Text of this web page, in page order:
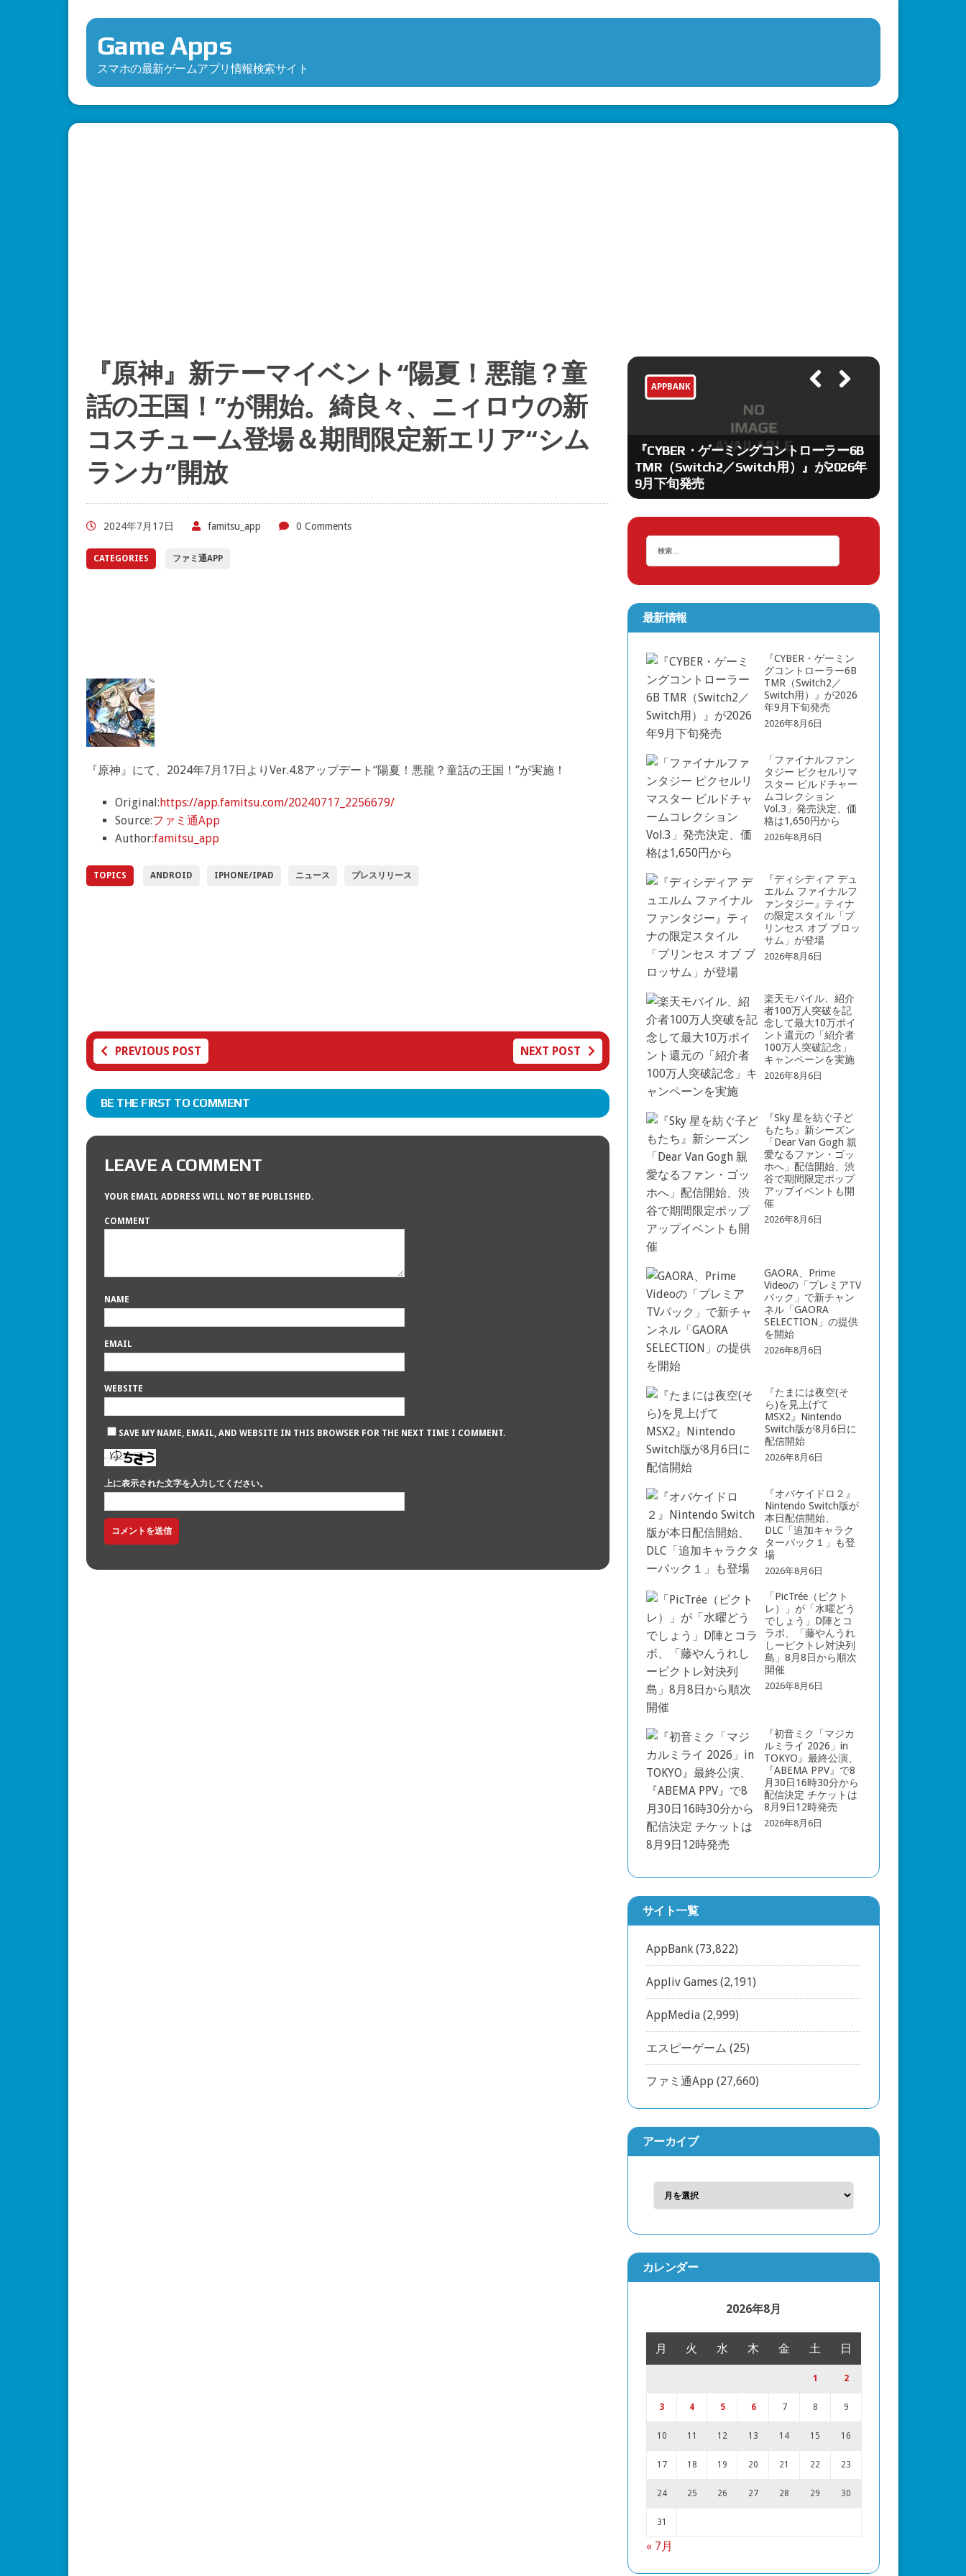
Game Apps
スマホの最新ゲームアプリ情報検索サイト
『原神』新テーマイベント“陽夏！悪龍？童
話の王国！”が開始。綺良々、ニィロウの新
コスチューム登場＆期間限定新エリア“シム
ランカ”開放
2024年7月17日 famitsu_app 0 Comments
CATEGORIES ファミ通APP
『原神』にて、2024年7月17日よりVer.4.8アップデート“陽夏！悪龍？童話の王国！”が実施！
Original:https://app.famitsu.com/20240717_2256679/
Source:ファミ通App
Author:famitsu_app
TOPICS ANDROID IPHONE/IPAD ニュース プレスリリース
PREVIOUS POST NEXT POST
BE THE FIRST TO COMMENT
LEAVE A COMMENT
YOUR EMAIL ADDRESS WILL NOT BE PUBLISHED.
COMMENT
NAME
EMAIL
WEBSITE
SAVE MY NAME, EMAIL, AND WEBSITE IN THIS BROWSER FOR THE NEXT TIME I COMMENT.
上に表示された文字を入力してください。
APPBANK
『Sky 星を紡ぐ子どもたち』新シーズン
「Dear Van Gogh 親愛なるファン・ゴッ
APPBANK
『CYBER・ゲーミングコントローラー6B
TMR（Switch2／Switch用）』が2026年
9月下旬発売
最新情報
『CYBER・ゲーミン
グコントローラー6B
TMR（Switch2／
Switch用）』が2026
年9月下旬発売
2026年8月6日
「ファイナルファン
タジー ピクセルリマ
スター ビルドチャー
ムコレクション
Vol.3」発売決定、価
格は1,650円から
2026年8月6日
『ディシディア デュ
エルム ファイナルフ
ァンタジー』ティナ
の限定スタイル「プ
リンセス オブ ブロッ
サム」が登場
2026年8月6日
楽天モバイル、紹介
者100万人突破を記
念して最大10万ポイ
ント還元の「紹介者
100万人突破記念」
キャンペーンを実施
2026年8月6日
『Sky 星を紡ぐ子ど
もたち』新シーズン
「Dear Van Gogh 親
愛なるファン・ゴッ
ホへ」配信開始、渋
谷で期間限定ポップ
アップイベントも開
催
2026年8月6日
GAORA、Prime
Videoの「プレミアTV
パック」で新チャン
ネル「GAORA
SELECTION」の提供
を開始
2026年8月6日
『たまには夜空(そ
ら)を見上げて
MSX2』Nintendo
Switch版が8月6日に
配信開始
2026年8月6日
『オバケイドロ２』
Nintendo Switch版が
本日配信開始、
DLC「追加キャラク
ターパック１」も登
場
2026年8月6日
「PicTrée（ピクト
レ）」が「水曜どう
でしょう」D陣とコ
ラボ、「藤やんうれ
しーピクトレ対決列
島」8月8日から順次
開催
2026年8月6日
『初音ミク「マジカ
ルミライ 2026」in
TOKYO』最終公演、
『ABEMA PPV』で8
月30日16時30分から
配信決定 チケットは
8月9日12時発売
2026年8月6日
サイト一覧
AppBank(73,822)
Appliv Games(2,191)
AppMedia(2,999)
エスピーゲーム (25)
ファミ通App(27,660)
アーカイブ
カレンダー
2026年8月
月 火 水 木 金 土 日
1 2
3 4 5 6 7 8 9
10 11 12 13 14 15 16
17 18 19 20 21 22 23
24 25 26 27 28 29 30
31
« 7月